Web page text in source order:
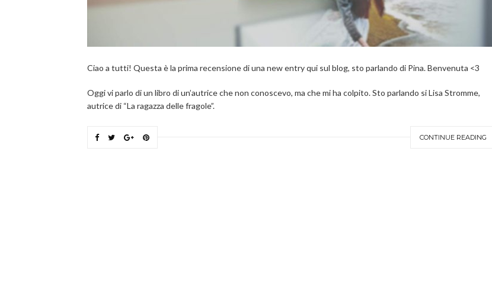
Ciao a tutti! Questa è la prima recensione di una new entry qui sul blog, sto parlando di Pina. Benvenuta <3
Oggi vi parlo di un libro di un’autrice che non conoscevo, ma che mi ha colpito. Sto parlando si Lisa Stromme,
autrice di “La ragazza delle fragole”.
CONTINUE READING